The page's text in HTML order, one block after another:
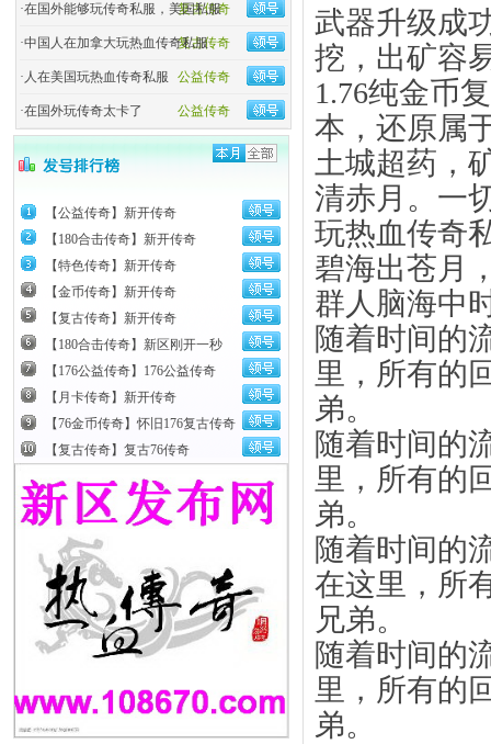
复古传奇
·在国外能够玩传奇私服，美国私服
复古传奇
·中国人在加拿大玩热血传奇私服
公益传奇
· 人在美国玩热血传奇私服
公益传奇
·在国外玩传奇太卡了
【公益传奇】新开传奇
【180合击传奇】新开传奇
【特色传奇】新开传奇
【金币传奇】新开传奇
【复古传奇】新开传奇
【180合击传奇】新区刚开一秒
【176公益传奇】176公益传奇
【月卡传奇】新开传奇
【76金币传奇】怀旧176复古传奇
【复古传奇】复古76传奇
武器升级成
挖，出矿容
1.76纯金币
本，还原属
土城超药，
清赤月。一
玩热血传奇
碧海出苍月
群人脑海中
随着时间的
里，所有的
弟。
随着时间的
里，所有的
弟。
随着时间的
在这里，所
兄弟。
随着时间的
里，所有的
弟。